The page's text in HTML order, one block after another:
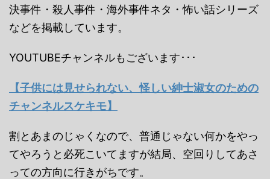
決事件・殺人事件・海外事件ネタ・怖い話シリーズ
などを掲載しています。
YOUTUBEチャンネルもございます･･･
【子供には見せられない、怪しい紳士淑女のための
チャンネルスケキモ】
割とあまのじゃくなので、普通じゃない何かをやっ
てやろうと必死こいてますが結局、空回りしてあさ
っての方向に行きがちです。